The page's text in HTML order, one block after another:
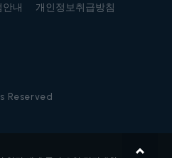
내 개인정보취급방침
Reserved